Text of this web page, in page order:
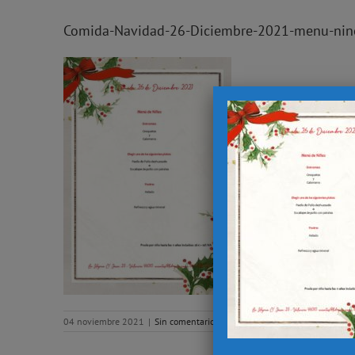
Comida-Navidad-26-Diciembre-2021-menu-
04 noviembre 2021 | Sin comentarios